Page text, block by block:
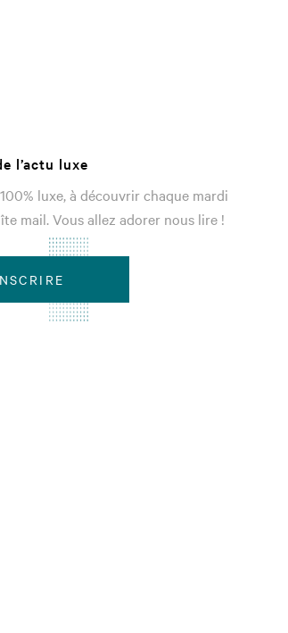
l’actu luxe
luxe, à découvrir chaque mardi
mail. Vous allez adorer nous lire !